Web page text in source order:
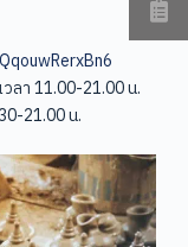
ลา 11.00-21.00 น.
21.00 น.